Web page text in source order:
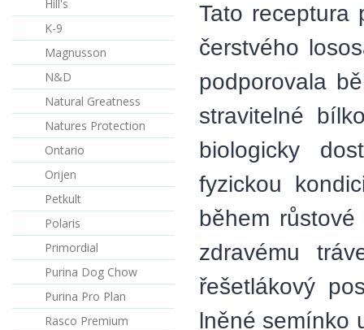
Hill's
K-9
Magnusson
N&D
Natural Greatness
Natures Protection
Ontario
Orijen
Petkult
Polaris
Primordial
Purina Dog Chow
Purina Pro Plan
Rasco Premium
Tato receptura
čerstvého
podporovala
stravitelné
biologicky
fyzickou
během
zdravému
řešetlákový
lněné semínko